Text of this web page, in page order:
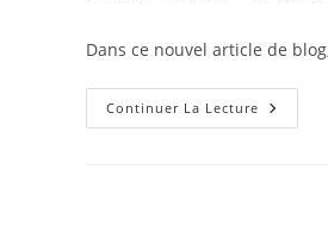
publication :
Dans ce nouvel article de
Continuer La Lecture
Conseils